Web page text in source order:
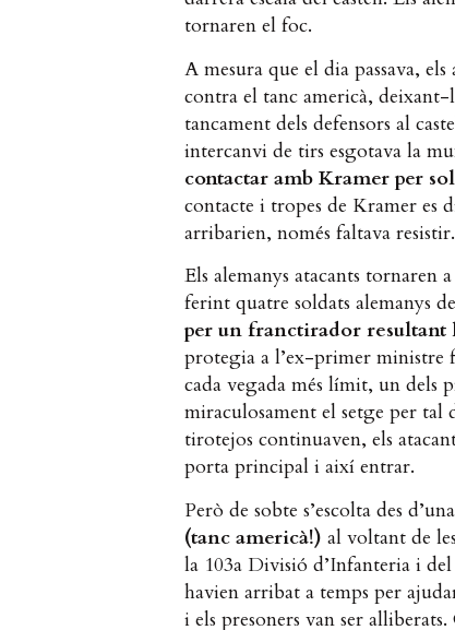
tornaren el foc.
A mesura que el dia passava,
contra el tanc americà,
tancament dels defensors al
intercanvi de tirs esgotava la
contactar amb Kramer per
contacte i tropes de Kramer es
arribarien, només faltava resistir.
Els alemanys atacants tornaren
ferint quatre soldats alemanys
per un franctirador resultant
protegia a l’ex-primer ministre
cada vegada més límit, un dels
miraculosament el setge per tal
tirotejos continuaven, els
porta principal i així entrar.
Però de sobte s’escolta des
(tanc americà!) al voltant de
la 103a Divisió d’Infanteria i
havien arribat a temps per
i els presoners van ser